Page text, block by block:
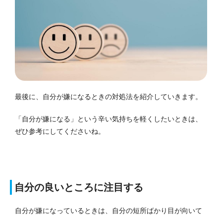
最後に、自分が嫌になるときの対処法を紹介していきます。
「自分が嫌になる」という辛い気持ちを軽くしたいときは、
ぜひ参考にしてくださいね。
自分の良いところに注目する
自分が嫌になっているときは、自分の短所ばかり目が向いて